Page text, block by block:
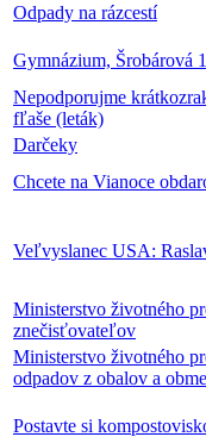
Odpady na rázcestí
Gymnázium, Šrobárová
Nepodporujme
fľaše (leták)
Darčeky
Chcete na Vianoce
Veľvyslanec USA:
Ministerstvo životného
znečisťovateľov
Ministerstvo životného
odpadov z obalov a
Postavte si